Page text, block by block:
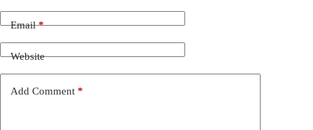
Email*
Website
Add Comment *